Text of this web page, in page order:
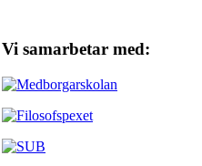
Vi samarbetar med: